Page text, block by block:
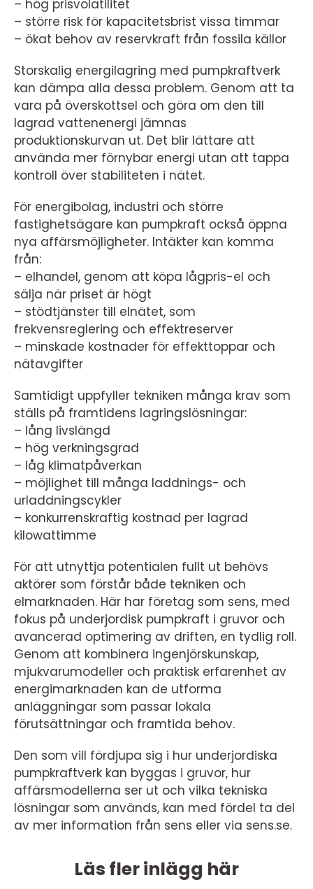
– hög prisvolatilitet
– större risk för kapacitetsbrist vissa timmar
– ökat behov av reservkraft från fossila källor
Storskalig energilagring med pumpkraftverk
kan dämpa alla dessa problem. Genom att ta
vara på överskottsel och göra om den till
lagrad vattenenergi jämnas
produktionskurvan ut. Det blir lättare att
använda mer förnybar energi utan att tappa
kontroll över stabiliteten i nätet.
För energibolag, industri och större
fastighetsägare kan pumpkraft också öppna
nya affärsmöjligheter. Intäkter kan komma
från:
– elhandel, genom att köpa lågpris-el och
sälja när priset är högt
– stödtjänster till elnätet, som
frekvensreglering och effektreserver
– minskade kostnader för effekttoppar och
nätavgifter
Samtidigt uppfyller tekniken många krav som
ställs på framtidens lagringslösningar:
– lång livslängd
– hög verkningsgrad
– låg klimatpåverkan
– möjlighet till många laddnings- och
urladdningscykler
– konkurrenskraftig kostnad per lagrad
kilowattimme
För att utnyttja potentialen fullt ut behövs
aktörer som förstår både tekniken och
elmarknaden. Här har företag som sens, med
fokus på underjordisk pumpkraft i gruvor och
avancerad optimering av driften, en tydlig roll.
Genom att kombinera ingenjörskunskap,
mjukvarumodeller och praktisk erfarenhet av
energimarknaden kan de utforma
anläggningar som passar lokala
förutsättningar och framtida behov.
Den som vill fördjupa sig i hur underjordiska
pumpkraftverk kan byggas i gruvor, hur
affärsmodellerna ser ut och vilka tekniska
lösningar som används, kan med fördel ta del
av mer information från sens eller via sens.se.
Läs fler inlägg här